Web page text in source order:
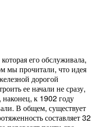
его обслуживала,
мы прочитали, что идея
дорогой
ее начали не сразу,
наконец, к 1902 году
В общем, существует
составляет 32